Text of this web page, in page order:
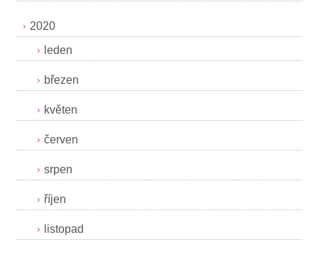
2020
leden
březen
květen
červen
srpen
říjen
listopad